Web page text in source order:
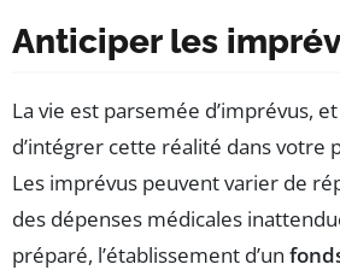
Anticiper les
La vie est parsemée d’imprévus,
d’intégrer cette réalité dans votre
Les imprévus peuvent varier de
des dépenses médicales
préparé, l’établissement d’un